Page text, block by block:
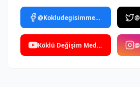
@Kokludegisimmedya
Köklü Değişim Medya